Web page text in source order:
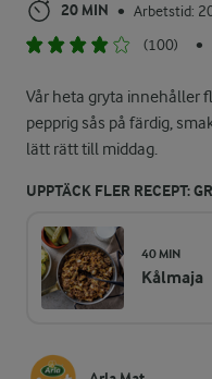
20 MIN • Arbetstid:
(100)
•
Vår heta gryta innehåller
pepprig sås på färdig,
lätt rätt till middag.
UPPTÄCK FLER RECEPT:
40 MIN
Kålmaja